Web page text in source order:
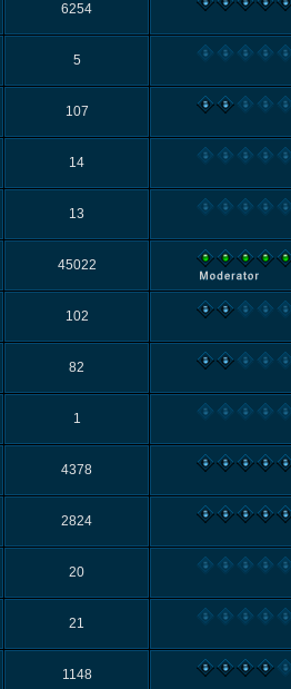
6254
5
107
14
13
45022
102
82
1
4378
2824
20
21
1148